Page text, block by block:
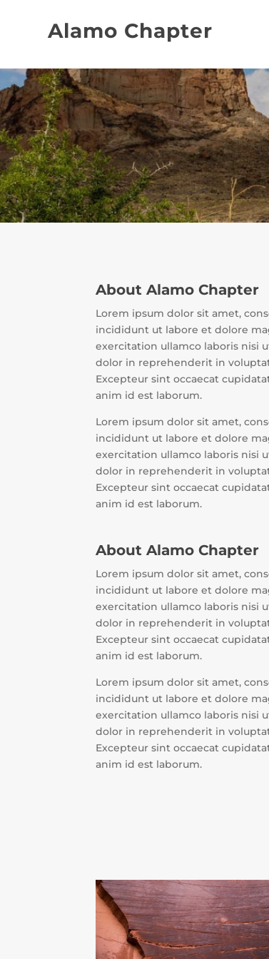
Alamo Chapter
About Alamo Chapter
Lorem ipsum dolor sit amet,
incididunt ut labore et dolore
exercitation ullamco laboris nisi
dolor in reprehenderit in
Excepteur sint occaecat
anim id est laborum.
Lorem ipsum dolor sit amet,
incididunt ut labore et dolore
exercitation ullamco laboris nisi
dolor in reprehenderit in
Excepteur sint occaecat
anim id est laborum.
About Alamo Chapter
Lorem ipsum dolor sit amet,
incididunt ut labore et dolore
exercitation ullamco laboris nisi
dolor in reprehenderit in
Excepteur sint occaecat
anim id est laborum.
Lorem ipsum dolor sit amet,
incididunt ut labore et dolore
exercitation ullamco laboris nisi
dolor in reprehenderit in
Excepteur sint occaecat
anim id est laborum.